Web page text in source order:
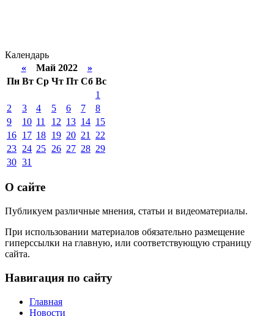
Календарь
«Май 2022 »
Пн Вт Ср Чт Пт Сб Вс
1
2
3 4 5 6 7
8
9
10 11 12 13 14 15
16 17 18 19 20 21
22
23 24 25 26 27 28 29
30 31
О сайте
Публикуем различные мнения, статьи и видеоматериалы.
При использовании материалов обязательно размещение
гиперссылки на главную, или соответствующую страницу
сайта.
Навигация по сайту
Главная
Новости